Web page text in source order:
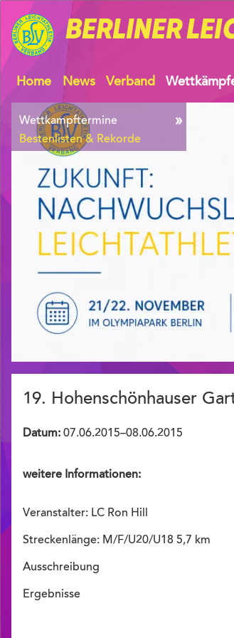
BERLINER
Home News Verband
Wettkampftermine
Bestenlisten & Rekorde
19. Hohenschönhauser
Datum: 07.06.2015–08.06.2015
weitere Informationen:
Veranstalter: LC Ron Hill
Streckenlänge: M/F/U20/U18 5,7 km
Ausschreibung
Ergebnisse